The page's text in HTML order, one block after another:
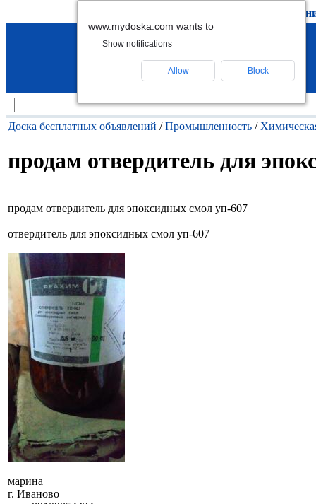
удалить
Доска бесплатных объявлений /Промышленность /
продам отвердитель для
продам отвердитель для эпоксидных смол уп-607
отвердитель для эпоксидных смол уп-607
марина
г. Иваново
www.mydoska.com wants to
Show notifications
Allow Block